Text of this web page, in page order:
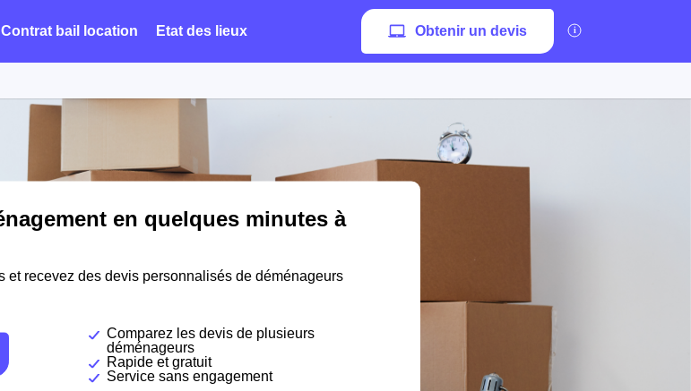
Contrat bail location Etat des lieux Obtenir un devis